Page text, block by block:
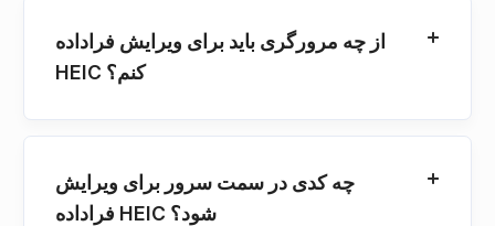
از چه مرورگری باید برای ویرایش فراداده
HEIC کنم؟
چه کدی در سمت سرور برای ویرایش
فراداده HEIC شود؟